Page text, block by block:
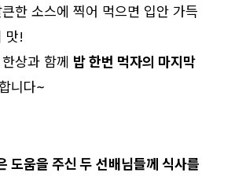
한 소스에 찍어 먹으면 입안 가득
맛!
상과 함께 밥 한번 먹자의 마지막
니다~
도움을 주신 두 선배님들께 식사를